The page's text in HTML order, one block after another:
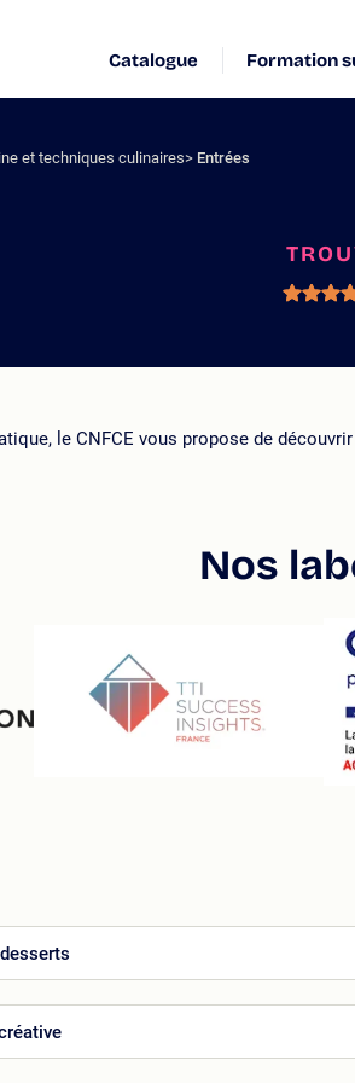
Catalogue Formation
et techniques culinaires Entrées
le CNFCE vous propose de
Nos